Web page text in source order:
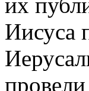
Иисуса